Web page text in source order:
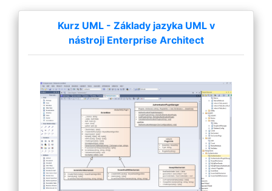
Kurz UML - Základy jazyka UML v
nástroji Enterprise Architect